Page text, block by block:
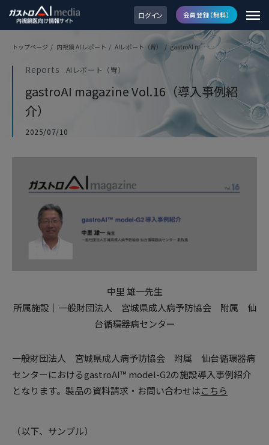
ログイン 会員登録（無料）
トップページ / 内視鏡 AI レポート / AIレポート（胃） / gastroAI m ……
Reports AIレポート（胃）
gastroAI magazine Vol.16（導入事例紹
介）
2025/07/10
中里 雄一先生
所属施設｜一般財団法人 宮城県成人病予防協会 附属 仙
台循環器病センター
一般財団法人 宮城県成人病予防協会 附属 仙台循環器病
センターにおけるgastroAI™ model-G2の施設導入事例紹介
となります。製品の資料請求・お問い合わせはこちら
（以下、サンプル）